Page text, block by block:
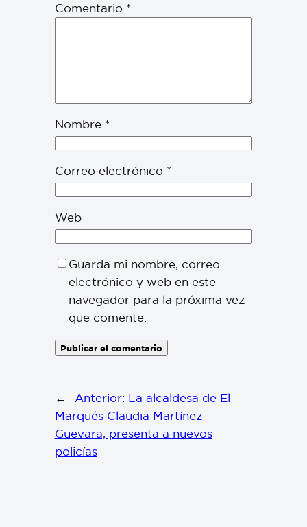
Comentario *
Nombre *
Correo electrónico *
Web
Guarda mi nombre, correo
electrónico y web en este
navegador para la próxima vez
que comente.
← Anterior: La alcaldesa de El
Marqués Claudia Martínez
Guevara, presenta a nuevos
policías